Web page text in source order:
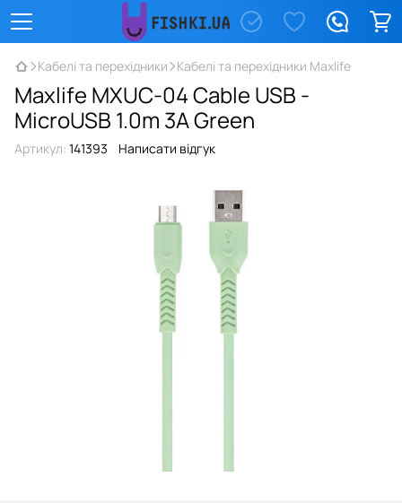
Кабелі та перехідники Кабелі та перехідники Maxlife
Maxlife MXUC-04 Cable USB -
MicroUSB 1.0m 3A Green
Артикул: 141393 Написати відгук